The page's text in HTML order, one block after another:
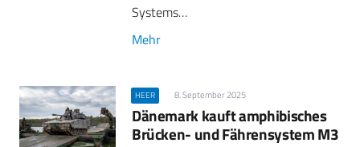
Systems…
Mehr
HEER 8. September 2025
Dänemark kauft amphibisches
Brücken- und Fährensystem M3